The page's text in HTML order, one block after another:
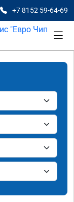
+7 8152 59-64-69